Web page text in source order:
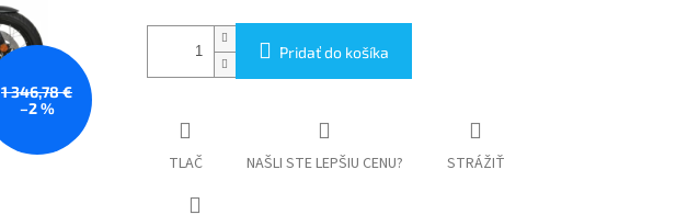
1 346,78 €
–2 %
Pridať do košíka
TLAČ NAŠLI STE LEPŠIU CENU? STRÁŽIŤ